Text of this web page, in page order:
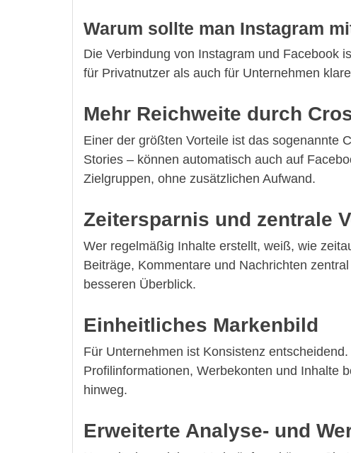
Warum sollte man Instagram
Die Verbindung von Instagram und Facebook
für Privatnutzer als auch für Unternehmen
Mehr Reichweite durch
Einer der größten Vorteile ist das sogenannte
Stories – können automatisch auch auf
Zielgruppen, ohne zusätzlichen Aufwand.
Zeitersparnis und zentrale
Wer regelmäßig Inhalte erstellt, weiß, wie
Beiträge, Kommentare und Nachrichten
besseren Überblick.
Einheitliches Markenbild
Für Unternehmen ist Konsistenz
Profilinformationen, Werbekonten und Inhalte
hinweg.
Erweiterte Analyse- und